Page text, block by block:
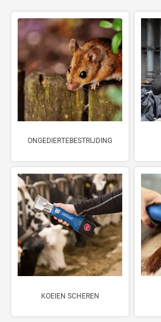
ONGEDIERTEBESTRIJDING
KOEIEN SCHEREN